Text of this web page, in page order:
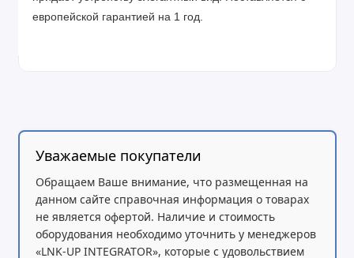
европейской гарантией на 1 год.
Уважаемые покупатели
Обращаем Ваше внимание, что размещенная на
данном сайте справочная информация о товарах
не является офертой. Наличие и стоимость
оборудования необходимо уточнить у менеджеров
«LNK-UP INTEGRATOR», которые с удовольствием